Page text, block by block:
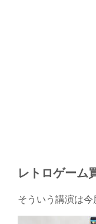
レトロゲーム
そういう講演は今